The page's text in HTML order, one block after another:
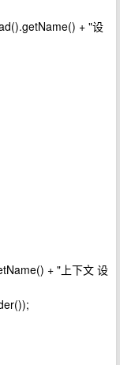
+ "设
+ "上下文 设